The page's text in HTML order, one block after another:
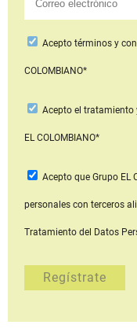
Aceptotérminos y
COLOMBIANO*
Acepto el tratamiento
EL COLOMBIANO*
Acepto que Grupo EL
personales con terceros
Tratamiento del Datos